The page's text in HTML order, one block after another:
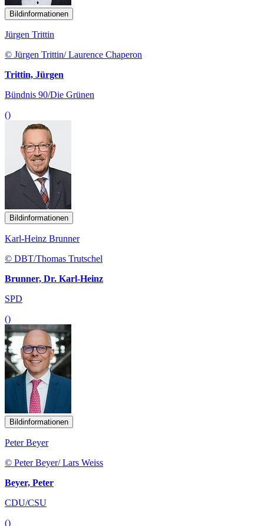
Bildinformationen
Jürgen Trittin
© Jürgen Trittin/ Laurence Chaperon
Trittin, Jürgen
Bündnis 90/Die Grünen
()
Bildinformationen
Karl-Heinz Brunner
© DBT/Thomas Trutschel
Brunner, Dr. Karl-Heinz
SPD
()
Bildinformationen
Peter Beyer
© Peter Beyer/ Lars Weiss
Beyer, Peter
CDU/CSU
()